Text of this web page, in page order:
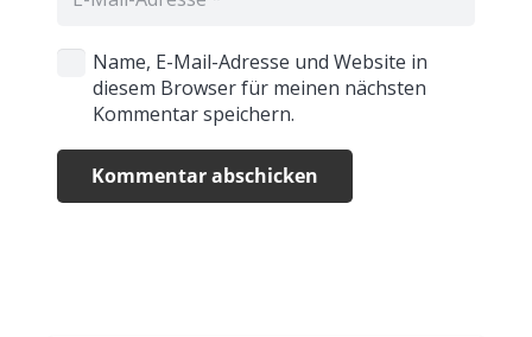
Name, E-Mail-Adresse und Website in
diesem Browser für meinen nächsten
Kommentar speichern.
Kommentar abschicken